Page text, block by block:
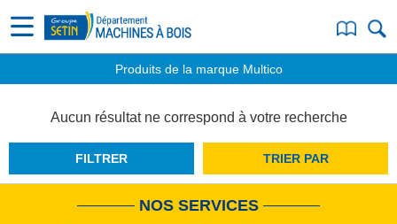
Produits de la marque Multico
Aucun résultat ne correspond à votre recherche
FILTRER TRIER PAR
NOS SERVICES